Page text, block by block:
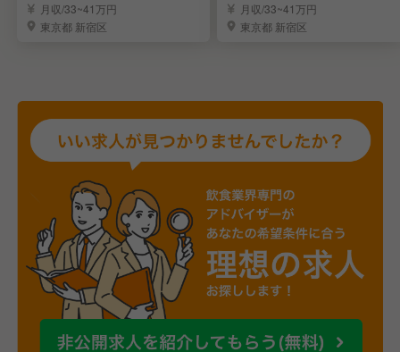
月収/33~41万円
東京都 新宿区
月収/33~41万円
東京都 新宿区